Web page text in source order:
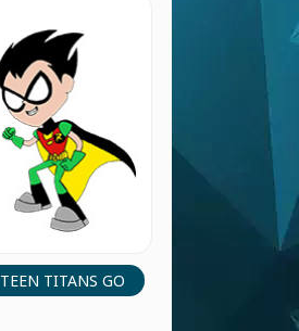
TEEN TITANS GO